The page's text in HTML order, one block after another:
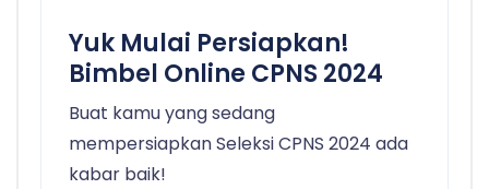
Yuk Mulai Persiapkan!
Bimbel Online CPNS 2024
Buat kamu yang sedang
mempersiapkan Seleksi CPNS 2024 ada
kabar baik!